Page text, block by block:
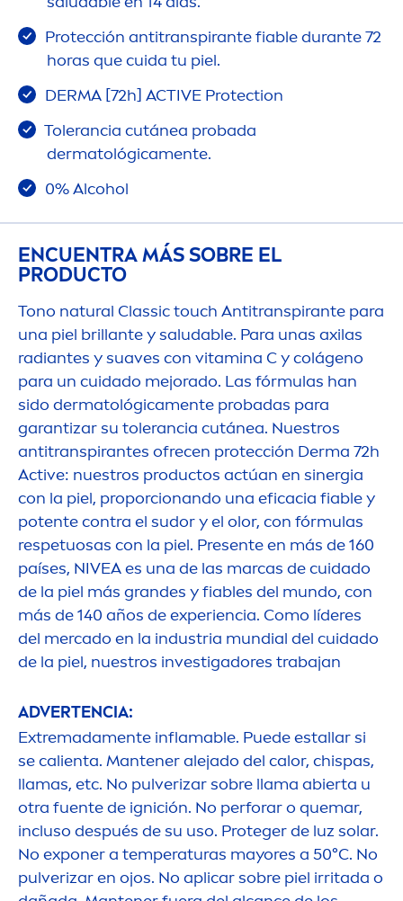
Protección antitranspirante fiable durante 72
horas que cuida tu piel.
DERMA [72h] ACTIVE Protection
Tolerancia cutánea probada
dermatológicamente.
0% Alcohol
ENCUENTRA MÁS SOBRE EL
PRODUCTO
Tono natural Classic touch Antitranspirante para
una piel brillante y saludable. Para unas axilas
radiantes y suaves con vitamina C y colágeno
para un cuidado mejorado. Las fórmulas han
sido dermatológicamente probadas para
garantizar su tolerancia cutánea. Nuestros
antitranspirantes ofrecen protección Derma 72h
Active: nuestros productos actúan en sinergia
con la piel, proporcionando una eficacia fiable y
potente contra el sudor y el olor, con fórmulas
respetuosas con la piel. Presente en más de 160
países, NIVEAes una de las marcas de cuidado
de la piel más grandes y fiables del mundo, con
más de 140 años de experiencia. Como líderes
del mercado en la industria mundial del cuidado
de la piel, nuestros investigadores trabajan
ADVERTENCIA:
Extremadamente inflamable. Puede estallar si
se calienta. Mantener alejado del calor, chispas,
llamas, etc. No pulverizar sobre llama abierta u
otra fuente de ignición. No perforar o quemar,
incluso después de su uso. Proteger de luz solar.
No exponer a temperaturas mayores a 50°C. No
pulverizar en ojos. No aplicar sobre piel irritada o